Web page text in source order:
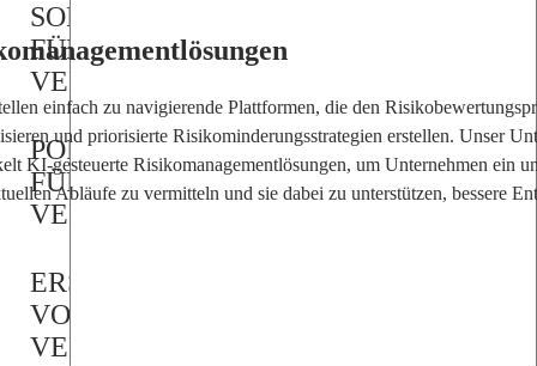
SOFTWARE
FÜR
VERSICHERUNGSAGENTUREN
PORTALE
FÜR
VERSICHERUNGSKUNDEN
ERSTELLUNG
VON
VERSICHERUNGSANGEBOTEN
einfach zu navigierende Plattformen, die den
und priorisierte Risikominderungsstrategien erstellen. Unser
KI-gesteuerte Risikomanagementlösungen, um Unternehmen ein
Abläufe zu vermitteln und sie dabei zu unterstützen, bessere